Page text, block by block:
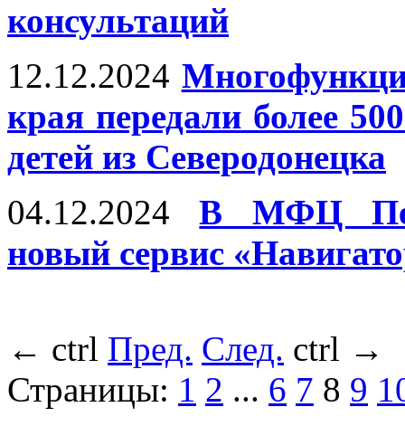
консультаций
12.12.2024
края передали более
детей из Северодонецка
04.12.2024
В МФЦ
новый сервис
← ctrl Пред. След. ctrl →
Страницы: 1 2 ... 6 7 8 9